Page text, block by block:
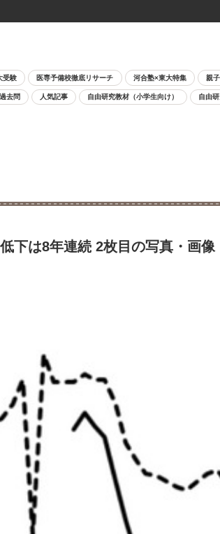
受験 医専予備校徹底リサーチ 河合塾×東大特集 親
去問 人気記事 自由研究教材（小学生向け） 自由
下は8年連続 2枚目の写真・画像